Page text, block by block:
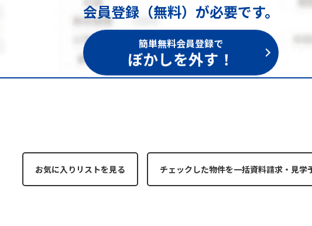
会員登録（無料）が必要です。
簡単無料会員登録で
ぼかしを外す！
お気に入りリストを見る